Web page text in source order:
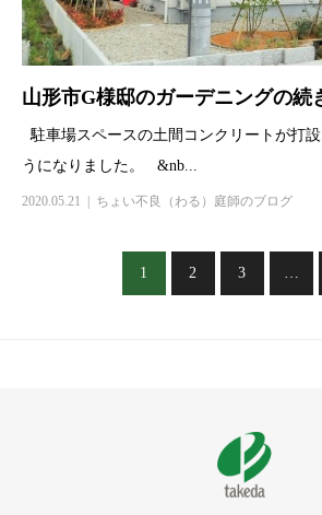
山形市G様邸のガーデニングの続
駐車場スペースの土間コンクリートが打
うになりました。 &nb...
2020.05.21 ちょい不良（わる）庭師のブログ
1 2 3 …